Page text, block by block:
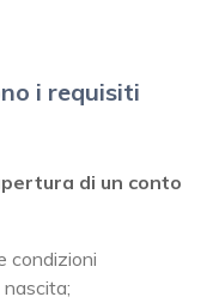
i requisiti
di un conto
condizioni